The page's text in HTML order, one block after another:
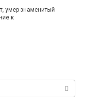
умер знаменитый
к